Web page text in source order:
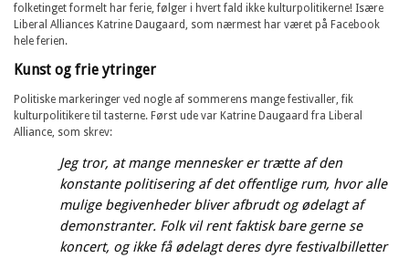
folketinget formelt har ferie, følger i hvert fald ikke kulturpolitikerne! Isære
Liberal Alliances Katrine Daugaard, som nærmest har været på Facebook
hele ferien.
Kunst og frie ytringer
Politiske markeringer ved nogle af sommerens mange festivaller, fik
kulturpolitikere til tasterne. Først ude var Katrine Daugaard fra Liberal
Alliance, som skrev:
Jeg tror, at mange mennesker er trætte af den
konstante politisering af det offentlige rum, hvor alle
mulige begivenheder bliver afbrudt og ødelagt af
demonstranter. Folk vil rent faktisk bare gerne se
koncert, og ikke få ødelagt deres dyre festivalbilletter